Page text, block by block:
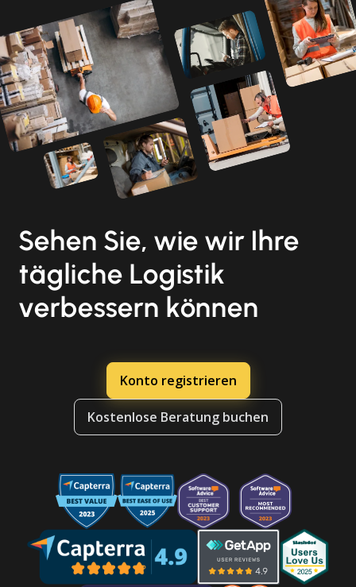
Sehen Sie, wie wir Ihre
tägliche Logistik
verbessern können
Konto registrieren
Kostenlose Beratung buchen